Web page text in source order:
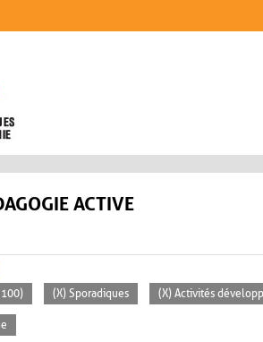
ACTIVE
(X) Sporadiques (X) Activités